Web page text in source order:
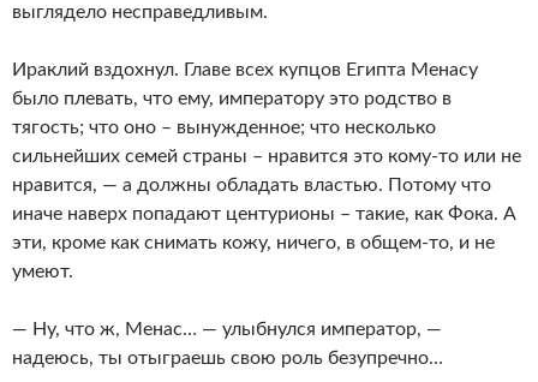
выглядело несправедливым.
Ираклий вздохнул. Главе всех купцов Египта Менасу
было плевать, что ему, императору это родство в
тягость; что оно – вынужденное; что несколько
сильнейших семей страны – нравится это кому-то или не
нравится, — а должны обладать властью. Потому что
иначе наверх попадают центурионы – такие, как Фока. А
эти, кроме как снимать кожу, ничего, в общем-то, и не
умеют.
— Ну, что ж, Менас… — улыбнулся император, —
надеюсь, ты отыграешь свою роль безупречно…